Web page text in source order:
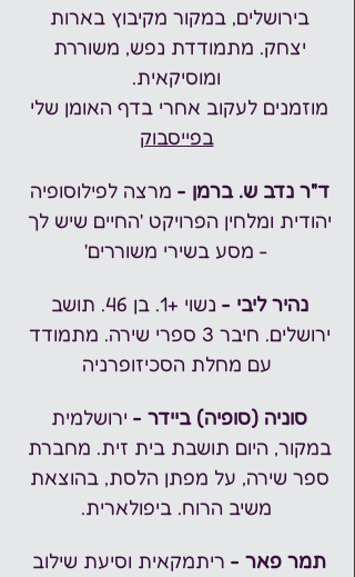
בירושלים, במקור מקיבוץ בארות
יצחק. מתמודדת נפש, משוררת
ומוסיקאית.
מוזמנים לעקוב אחרי בדף האומן שלי
בפייסבוק
ד"ר נדב ש. ברמן - מרצה לפילוסופיה
יהודית ומלחין הפרויקט 'החיים שיש לך
- מסע בשירי משוררים'
נהיר ליבי -
נשוי +1. בן 46. תושב
ירושלים. חיבר 3 ספרי שירה. מתמודד
עם מחלת הסכיזופרניה
סוניה (סופיה) ביידר - ירושלמית
במקור, היום תושבת בית זית. מחברת
ספר שירה, על מפתן הלסת, בהוצאת
משיב הרוח. ביפולארית.
תמר פאר - ריתמקאית וסיעת שילוב